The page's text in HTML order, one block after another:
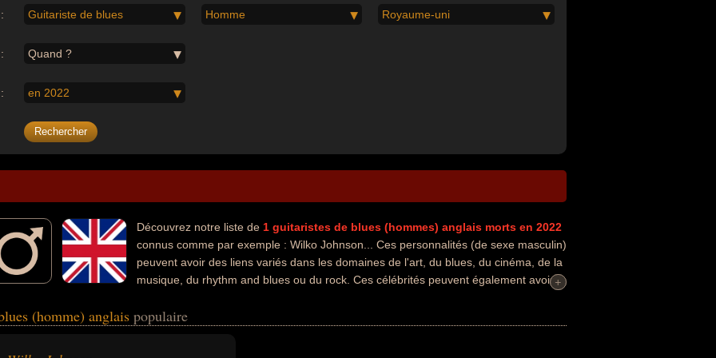
Guitariste de blues Homme Royaume-uni
Quand ?
en 2022
Découvrez notre liste de 1 guitaristes de blues (hommes) anglais morts en 2022
connus comme par exemple : Wilko Johnson... Ces personnalités (de sexe masculin)
peuvent avoir des liens variés dans les domaines de l'art, du blues, du cinéma, de la
musique, du rhythm and blues ou du rock. Ces célébrités peuvent également avoir
de rock ou musicien.
+
+
(homme) anglais populaire